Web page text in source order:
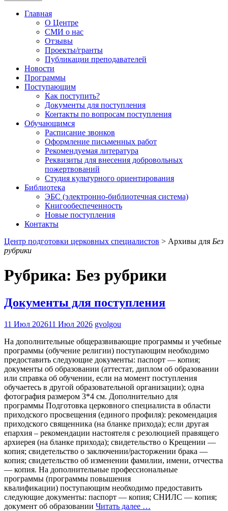
Главная
О Центре
СМИ о нас
Отзывы
Проекты/гранты
Публикации преподавателей
Новости
Программы
Поступающим
Как поступить?
Документы для поступления
Контакты по вопросам поступления
Обучающимся
Расписание звонков
Оформление письменных работ
Рекомендуемая литература
Реквизиты для внесения добровольных
пожертвований
Студия культурного ориентирования
Библиотека
ЭБС (электронно-библиотечная система)
Книгообеспеченность
Новые поступления
Контакты
Центр подготовки церковных специалистов > Архивы для Без
рубрики
Рубрика: Без рубрики
Документы для поступления
11 Июл 202611 Июл 2026 gvolgou
На дополнительные общеразвивающие программы и учебные
программы (обучение религии) поступающим необходимо
предоставить следующие документы: паспорт — копия;
документы об образовании (аттестат, диплом об образовании
или справка об обучении, если на момент поступления
обучаетесь в другой образовательной организации); одна
фотография размером 3*4 см. Дополнительно для
программы Подготовка церковного специалиста в области
приходского просвещения (единого профиля): рекомендация
приходского священника (на бланке прихода); если другая
епархия – рекомендации настоятеля с резолюцией правящего
архиерея (на бланке прихода); свидетельство о Крещении —
копия; свидетельство о заключении/расторжении брака —
копия; свидетельство об изменении фамилии, имени, отчества
— копия. На дополнительные профессиональные
программы (программы повышения
квалификации) поступающим необходимо предоставить
следующие документы: паспорт — копия; СНИЛС — копия;
документ об образовании Читать далее …